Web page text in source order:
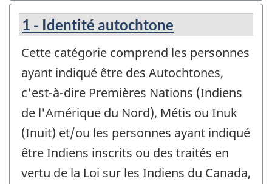
1 - Identité autochtone
Cette catégorie comprend les personnes
ayant indiqué être des Autochtones,
c'est-à-dire Premières Nations (Indiens
de l'Amérique du Nord), Métis ou Inuk
(Inuit) et/ou les personnes ayant indiqué
être Indiens inscrits ou des traités en
vertu de la Loi sur les Indiens du Canada,